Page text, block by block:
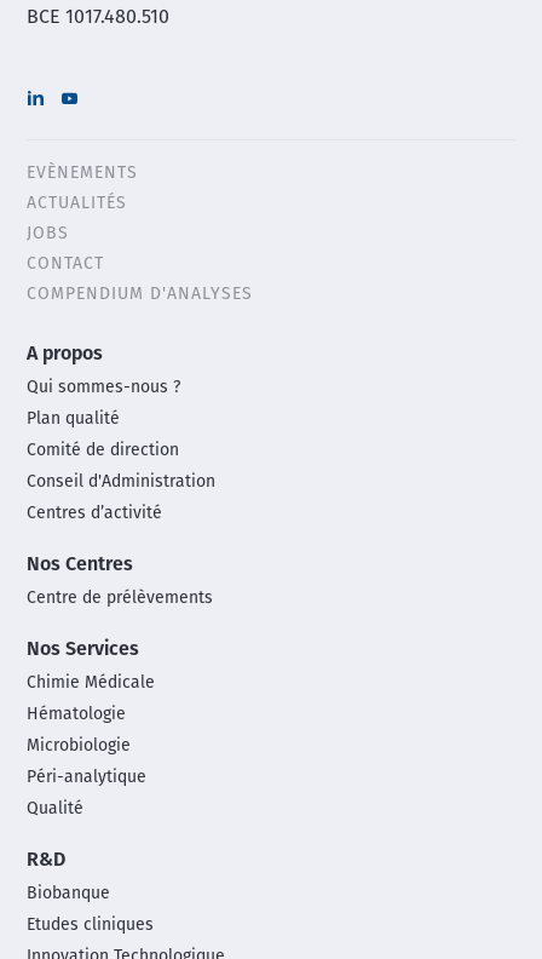
BCE 1017.480.510
Header
menu
EVÈNEMENTS
ACTUALITÉS
JOBS
CONTACT
COMPENDIUM D'ANALYSES
footer
menu
A propos
Qui sommes-nous ?
Plan qualité
Comité de direction
Conseil d'Administration
Centres d’activité
Nos Centres
Centre de prélèvements
Nos Services
Chimie Médicale
Hématologie
Microbiologie
Péri-analytique
Qualité
R&D
Biobanque
Etudes cliniques